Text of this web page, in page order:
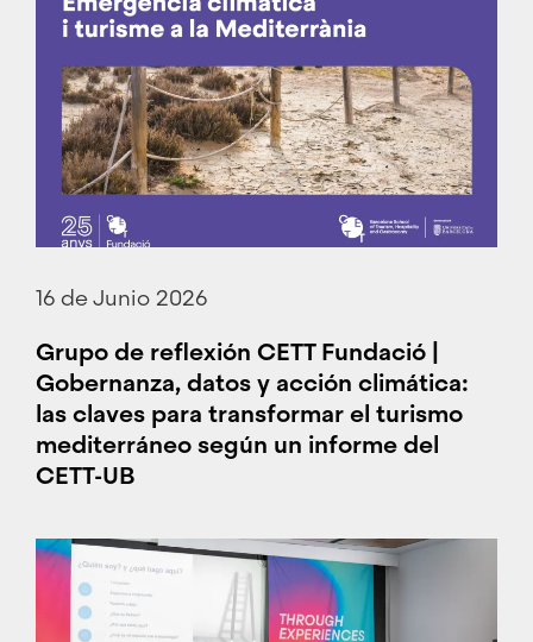
16 de Junio 2026
Grupo de reflexión CETT Fundació |
Gobernanza, datos y acción climática:
las claves para transformar el turismo
mediterráneo según un informe del
CETT-UB